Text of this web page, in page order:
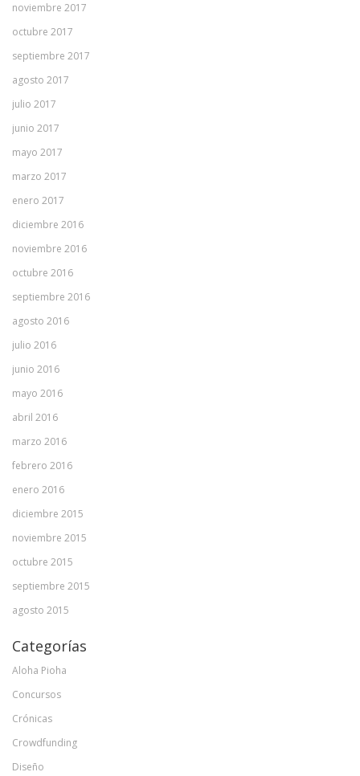
noviembre 2017
octubre 2017
septiembre 2017
agosto 2017
julio 2017
junio 2017
mayo 2017
marzo 2017
enero 2017
diciembre 2016
noviembre 2016
octubre 2016
septiembre 2016
agosto 2016
julio 2016
junio 2016
mayo 2016
abril 2016
marzo 2016
febrero 2016
enero 2016
diciembre 2015
noviembre 2015
octubre 2015
septiembre 2015
agosto 2015
Categorías
Aloha Pioha
Concursos
Crónicas
Crowdfunding
Diseño